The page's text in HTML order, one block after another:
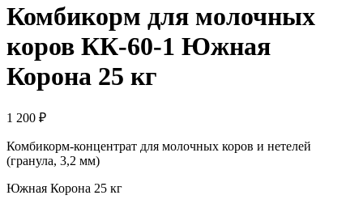
Комбикорм для молочных
коров КК-60-1 Южная
Корона 25 кг
1 200 ₽
Комбикорм-концентрат для молочных коров и нетелей
(гранула, 3,2 мм)
Южная Корона 25 кг